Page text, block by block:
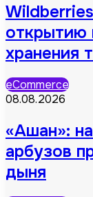
открытию
хранения
eCommerce
08.08.2026
«Ашан»:
арбузов
дыня